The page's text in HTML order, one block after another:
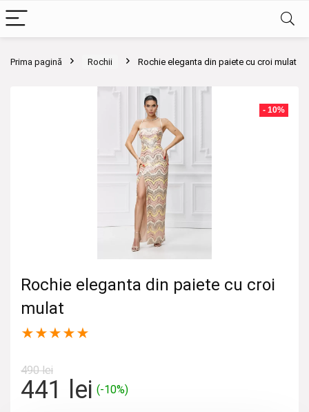
Prima pagină Rochii Rochie eleganta din paiete cu croi mulat
- 10%
Rochie eleganta din paiete cu croi
mulat
★★★★★
490lei
Prețul
441 leiPrețul
(-10%)